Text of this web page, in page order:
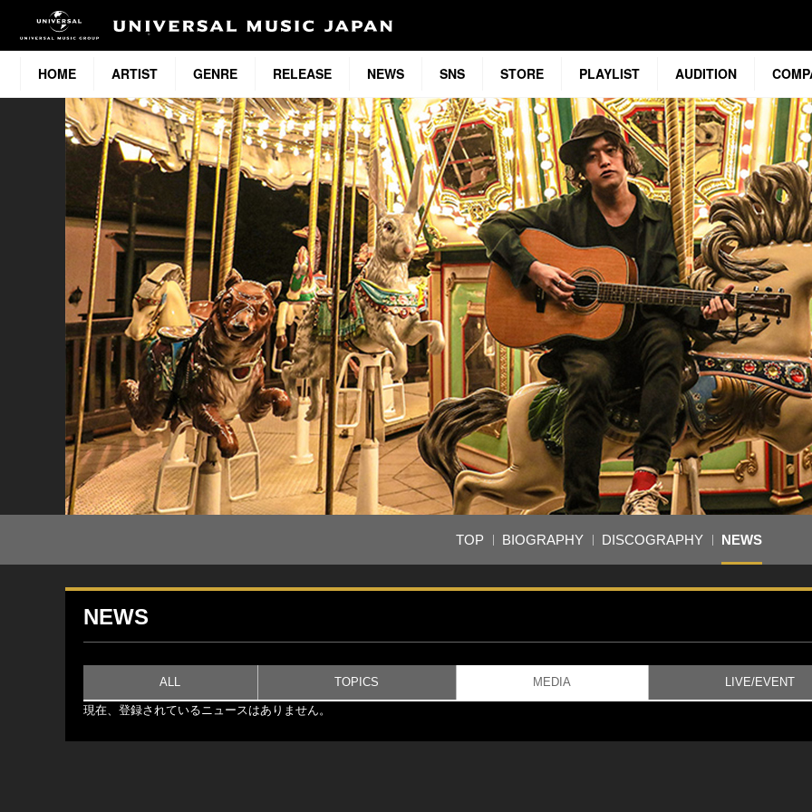
HOME ARTIST GENRE RELEASE NEWS SNS STORE PLAYLIST AUDITION
TOP BIOGRAPHY DISCOGRAPHY NEWS
NEWS
ALL TOPICS MEDIA LIVE/EVENT
現在、登録されているニュースはありません。